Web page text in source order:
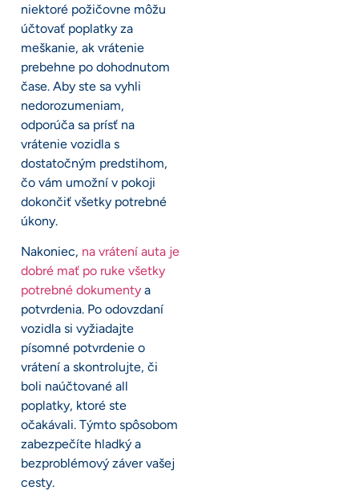
niektoré požičovne môžu
účtovať poplatky za
meškanie, ak vrátenie
prebehne po dohodnutom
čase. Aby ste sa vyhli
nedorozumeniam,
odporúča sa prísť na
vrátenie vozidla s
dostatočným predstihom,
čo vám umožní v pokoji
dokončiť všetky potrebné
úkony.
Nakoniec, na vrátení auta je
dobré mať po ruke všetky
potrebné dokumenty a
potvrdenia. Po odovzdaní
vozidla si vyžiadajte
písomné potvrdenie o
vrátení a skontrolujte, či
boli naúčtované all
poplatky, ktoré ste
očakávali. Týmto spôsobom
zabezpečíte hladký a
bezproblémový záver vašej
cesty.